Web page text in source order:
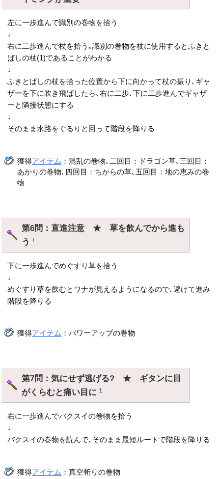
左に一歩進んで識別の巻物を拾う
↓
右に二歩進んで杖を拾う｡識別の巻物を杖に使用するとふきと
ばしの杖(1)であることがわかる
↓
ふきとばしの杖を拾った位置から下に向かって杖の振り､ギャ
ザーを下に吹き飛ばしたら､右に二歩､下に二歩進んでギャザ
ーと隣接状態にする
↓
そのまま水路をぐるりと回って階段を降りる
獲得アイテム ：混乱の巻物､二回目：ドラゴン草､三回目：
あかりの巻物､四回目：ちからの草､五回目：地の恵みの巻
物
第6問：直進注意 ★ 草を飲んでから進も
う†
下に一歩進んでめぐすり草を拾う
↓
めぐすり草を飲むとワナが見えるようになるので､避けて進み
階段を降りる
獲得アイテム ：パワーアップの巻物
第7問：気にせず逃げる? ★ ギタンに目
がくらむと痛い目に†
右に一歩進んでバクスイの巻物を拾う
↓
バクスイの巻物を読んで､そのまま最短ルートで階段を降りる
獲得アイテム ：真空斬りの巻物